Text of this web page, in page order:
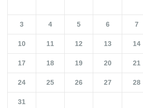
3 4 5 6 7
10 11 12 13 14
17 18 19 20 21
24 25 26 27 28
31